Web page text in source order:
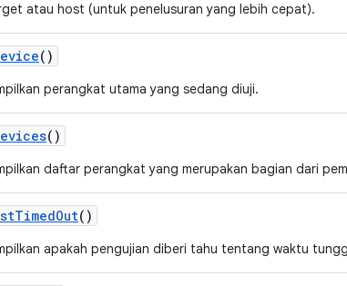
atau host (untuk penelusuran yang lebih cepat).
()
perangkat utama yang sedang diuji.
()
daftar perangkat yang merupakan bagian dari
TimedOut()
apakah pengujian diberi tahu tentang waktu